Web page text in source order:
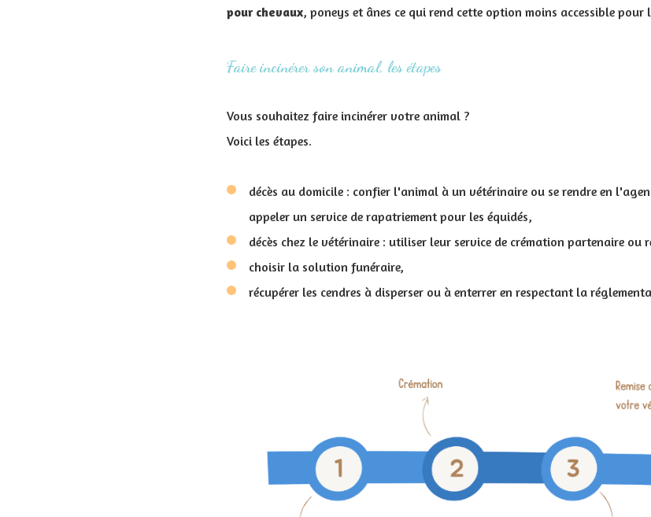
pour chevaux, poneys et ânes ce qui rend cette option moins accessible pour
Faire incinérer son animal, les étapes
Vous souhaitez faire incinérer votre animal ?
Voici les étapes.
décès au domicile : confier l'animal à un vétérinaire ou se rendre en
appeler un service de rapatriement pour les équidés,
décès chez le vétérinaire : utiliser leur service de crémation partenaire ou
choisir la solution funéraire,
récupérer les cendres à disperser ou à enterrer en respectant la